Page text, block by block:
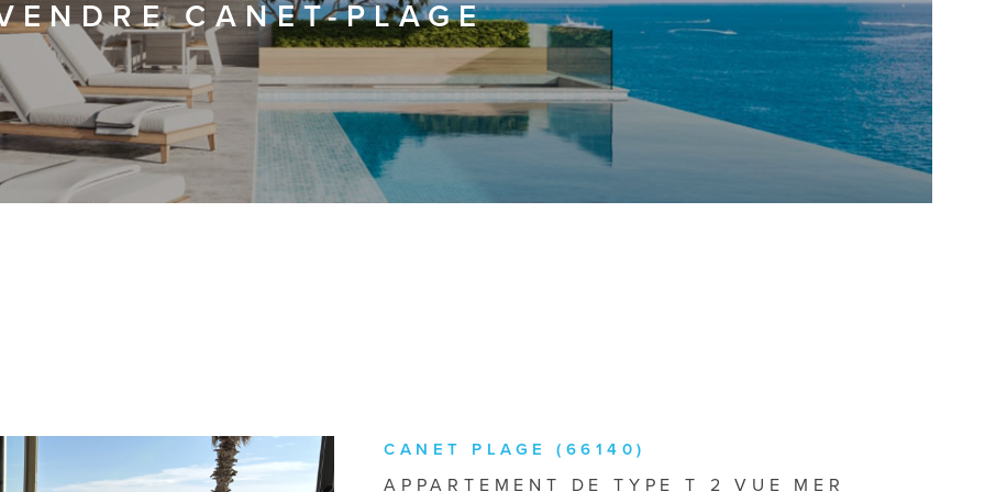
CANET-PLAGE
CANET PLAGE (66140)
APPARTEMENT DE TYPE T 2 VUE MER